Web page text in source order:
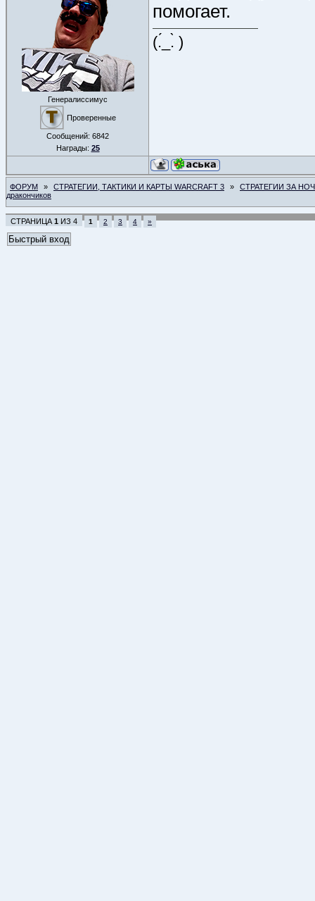
Генералиссимус
Проверенные
Сообщений: 6842
Награды: 25
помогает.
(.́_.̀ )
ФОРУМ » СТРАТЕГИИ, ТАКТИКИ И КАРТЫ WARCRAFT 3 »
СТРАТЕГИИ ЗА
дракончиков
СТРАНИЦА 1 ИЗ 4 1 2 3 4 »